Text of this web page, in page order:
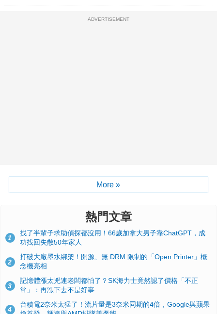
ADVERTISEMENT
More »
熱門文章
1
找了半輩子求助偵探都沒用！66歲加拿大男子靠ChatGPT，成
功找回失散50年家人
2
打破大廠墨水綁架！開源、無 DRM 限制的「Open Printer」概
念機亮相
3
記憶體漲太兇連老闆都怕了？SK海力士竟然認了價格「不正
常」：再漲下去不是好事
4
台積電2奈米太猛了！流片量是3奈米同期的4倍，Google與蘋果